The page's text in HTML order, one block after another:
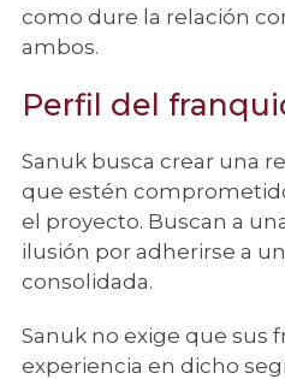
como dure la relación
ambos.
Perfil del
Sanuk busca crear una
que estén
el proyecto. Buscan a
ilusión por adherirse a
consolidada.
Sanuk no exige que sus
experiencia en dicho